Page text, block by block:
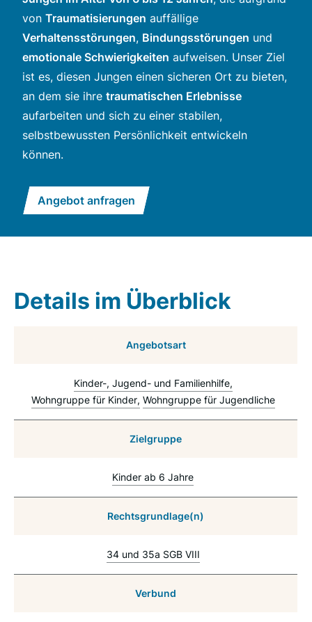
von Traumatisierungen auffällige
Verhaltensstörungen, Bindungsstörungen und
emotionale Schwierigkeiten aufweisen. Unser Ziel
ist es, diesen Jungen einen sicheren Ort zu bieten,
an dem sie ihre traumatischen Erlebnisse
aufarbeiten und sich zu einer stabilen,
selbstbewussten Persönlichkeit entwickeln
können.
Angebot anfragen
Details im Überblick
Angebotsart
Kinder-, Jugend- und Familienhilfe
Wohngruppe für Kinder Wohngruppe für Jugendliche
Zielgruppe
Kinder ab 6 Jahre
Rechtsgrundlage(n)
34 und 35a SGB VIII
Verbund